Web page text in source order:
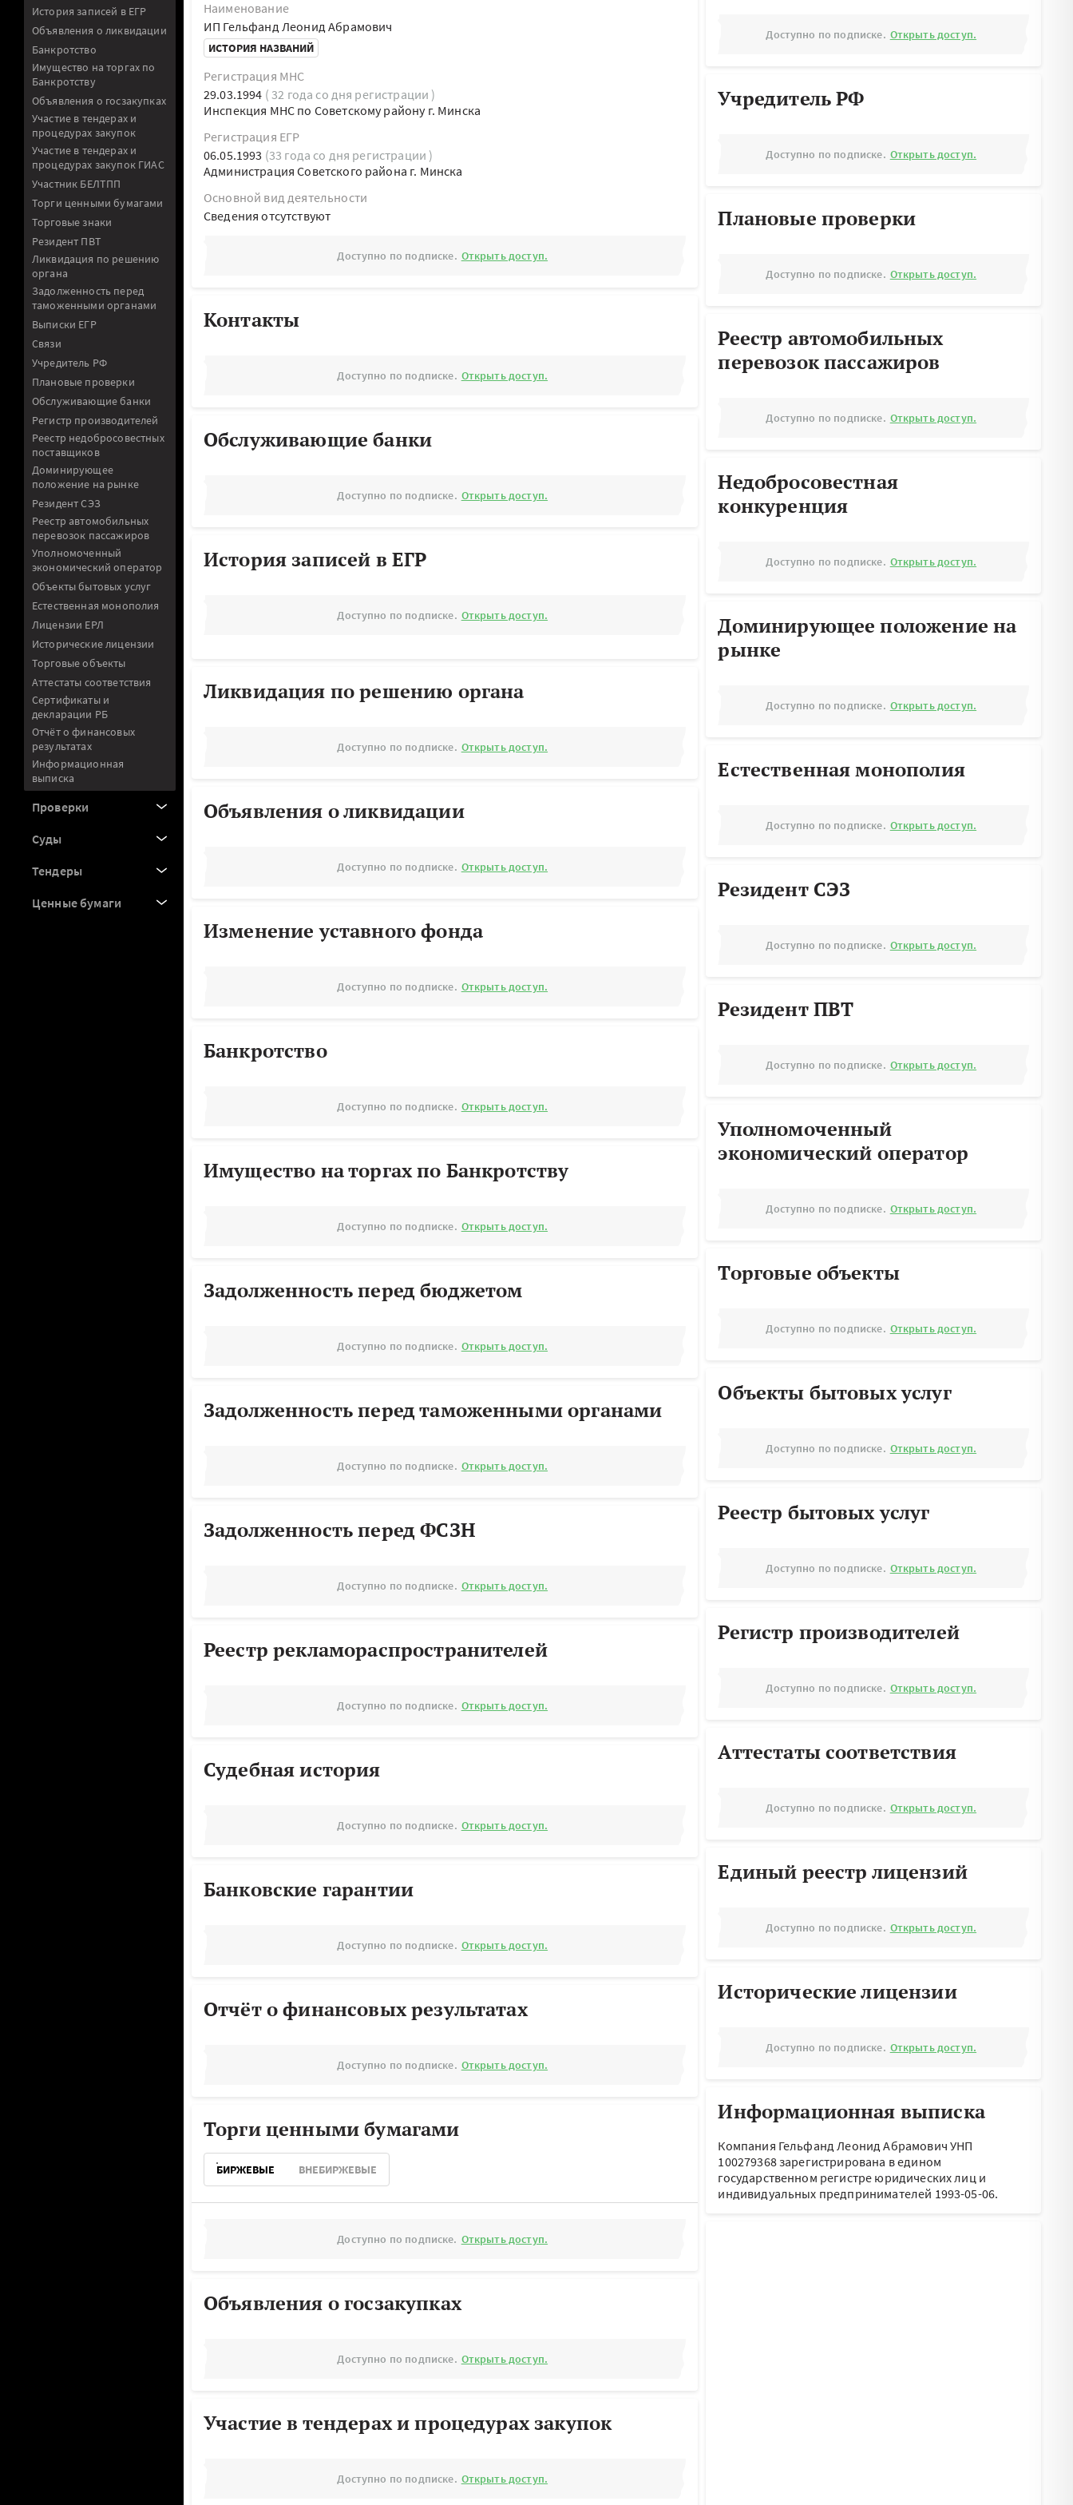
История записей в ЕГР
Объявления о ликвидации
Банкротство
Имущество на торгах по
Банкротству
Объявления о госзакупках
Участие в тендерах и
процедурах закупок
Участие в тендерах и
процедурах закупок ГИАС
Участник БЕЛТПП
Торги ценными бумагами
Торговые знаки
Резидент ПВТ
Ликвидация по решению
органа
Задолженность перед
таможенными органами
Выписки ЕГР
Связи
Учредитель РФ
Плановые проверки
Обслуживающие банки
Регистр производителей
Реестр недобросовестных
поставщиков
Доминирующее
положение на рынке
Резидент СЭЗ
Реестр автомобильных
перевозок пассажиров
Уполномоченный
экономический оператор
Объекты бытовых услуг
Естественная монополия
Лицензии ЕРЛ
Исторические лицензии
Торговые объекты
Аттестаты соответствия
Сертификаты и
декларации РБ
Отчёт о финансовых
результатах
Информационная
выписка
Проверки
Суды
Тендеры
Ценные бумаги
Наименование
ИП Гельфанд Леонид Абрамович
ИСТОРИЯ НАЗВАНИЙ
Регистрация МНС
29.03.1994 ( 32 года со дня регистрации )
Инспекция МНС по Советскому району г. Минска
Регистрация ЕГР
06.05.1993 (33 года со дня регистрации )
Администрация Советского района г. Минска
Основной вид деятельности
Cведения отсутствуют
Доступно по подписке. Открыть доступ.
Контакты
Доступно по подписке. Открыть доступ.
Обслуживающие банки
Доступно по подписке. Открыть доступ.
История записей в ЕГР
Доступно по подписке. Открыть доступ.
Ликвидация по решению органа
Доступно по подписке. Открыть доступ.
Объявления о ликвидации
Доступно по подписке. Открыть доступ.
Изменение уставного фонда
Доступно по подписке. Открыть доступ.
Банкротство
Доступно по подписке. Открыть доступ.
Имущество на торгах по Банкротству
Доступно по подписке. Открыть доступ.
Задолженность перед бюджетом
Доступно по подписке. Открыть доступ.
Задолженность перед таможенными органами
Доступно по подписке. Открыть доступ.
Задолженность перед ФСЗН
Доступно по подписке. Открыть доступ.
Реестр рекламораспространителей
Доступно по подписке. Открыть доступ.
Судебная история
Доступно по подписке. Открыть доступ.
Банковские гарантии
Доступно по подписке. Открыть доступ.
Отчёт о финансовых результатах
Доступно по подписке. Открыть доступ.
Торги ценными бумагами
БИРЖЕВЫЕ ВНЕБИРЖЕВЫЕ
Доступно по подписке. Открыть доступ.
Объявления о госзакупках
Доступно по подписке. Открыть доступ.
Участие в тендерах и процедурах закупок
Доступно по подписке. Открыть доступ.
Доступно по подписке. Открыть доступ.
Учредитель РФ
Доступно по подписке. Открыть доступ.
Плановые проверки
Доступно по подписке. Открыть доступ.
Реестр автомобильных
перевозок пассажиров
Доступно по подписке. Открыть доступ.
Недобросовестная
конкуренция
Доступно по подписке. Открыть доступ.
Доминирующее положение на
рынке
Доступно по подписке. Открыть доступ.
Естественная монополия
Доступно по подписке. Открыть доступ.
Резидент СЭЗ
Доступно по подписке. Открыть доступ.
Резидент ПВТ
Доступно по подписке. Открыть доступ.
Уполномоченный
экономический оператор
Доступно по подписке. Открыть доступ.
Торговые объекты
Доступно по подписке. Открыть доступ.
Объекты бытовых услуг
Доступно по подписке. Открыть доступ.
Реестр бытовых услуг
Доступно по подписке. Открыть доступ.
Регистр производителей
Доступно по подписке. Открыть доступ.
Аттестаты соответствия
Доступно по подписке. Открыть доступ.
Единый реестр лицензий
Доступно по подписке. Открыть доступ.
Исторические лицензии
Доступно по подписке. Открыть доступ.
Информационная выписка
Компания Гельфанд Леонид Абрамович УНП
100279368 зарегистрирована в едином
государственном регистре юридических лиц и
индивидуальных предпринимателей 1993-05-06.